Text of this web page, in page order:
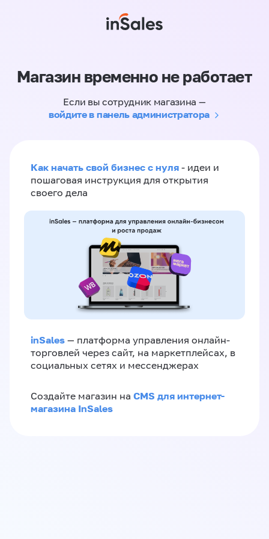
Магазин временно не работает
Если вы сотрудник магазина —
войдите в панель администратора
Как начать свой бизнес с нуля - идеи и
пошаговая инструкция для открытия
своего дела
inSales — платформа управления онлайн-
торговлей через сайт, на маркетплейсах, в
социальных сетях и мессенджерах
Создайте магазин на CMS для интернет-
магазина InSales